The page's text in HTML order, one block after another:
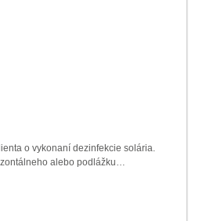
o vykonaní dezinfekcie solária.
alebo podlážku…